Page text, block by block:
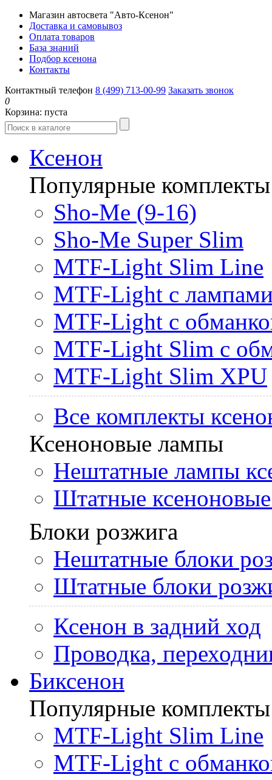
Магазин автосвета "Авто-Ксенон"
Доставка и самовывоз
Оплата товаров
База знаний
Подбор ксенона
Контакты
Контактный телефон 8 (499) 713-00-99 Заказать звонок
0
Корзина: пуста
Ксенон
Популярные комплекты
Sho-Me (9-16)
Sho-Me Super Slim
MTF-Light Slim Line
MTF-Light с
MTF-Light с
MTF-Light Slim с
MTF-Light Slim XPU
Все комплекты
Ксеноновые лампы
Нештатные лампы
Штатные
Блоки розжига
Нештатные блоки
Штатные блоки
Ксенон в задний ход
Проводка,
Биксенон
Популярные комплекты
MTF-Light Slim Line
MTF-Light с